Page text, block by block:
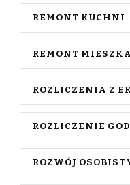
REMONT KUCHNI
REMONT
ROZLICZENIA Z
ROZLICZENIE
ROZWÓJ